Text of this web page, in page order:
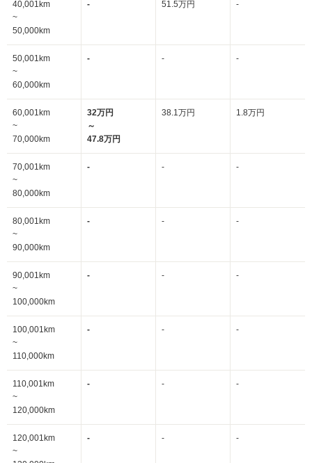
40,001km
~
50,000km
- 51.5万円 -
50,001km
~
60,000km
- - -
60,001km
~
70,000km
32万円
～
47.8万円
38.1万円 1.8万円
70,001km
~
80,000km
- - -
80,001km
~
90,000km
- - -
90,001km
~
100,000km
- - -
100,001km
~
110,000km
- - -
110,001km
~
120,000km
- - -
120,001km
~
- - -